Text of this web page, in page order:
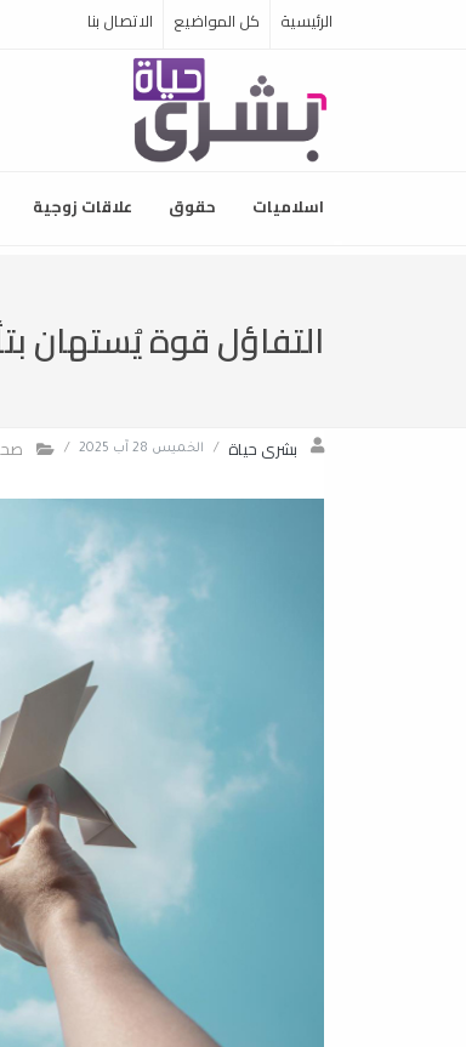
الرئيسية كل المواضيع الاتصال بنا
اسلاميات حقوق علاقات زوجية
التفاؤل قوة يُستهان
بشرى حياة / الخميس 28 آب 2025 /